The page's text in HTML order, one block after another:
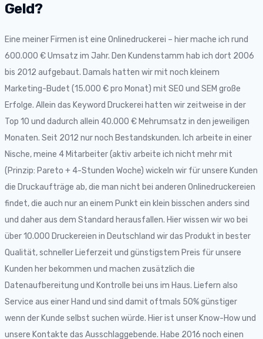
Geld?
Eine meiner Firmen ist eine Onlinedruckerei – hier mache ich rund
600.000 € Umsatz im Jahr. Den Kundenstamm hab ich dort 2006
bis 2012 aufgebaut. Damals hatten wir mit noch kleinem
Marketing-Budet (15.000 € pro Monat) mit SEO und SEM große
Erfolge. Allein das Keyword Druckerei hatten wir zeitweise in der
Top 10 und dadurch allein 40.000 € Mehrumsatz in den jeweiligen
Monaten. Seit 2012 nur noch Bestandskunden. Ich arbeite in einer
Nische, meine 4 Mitarbeiter (aktiv arbeite ich nicht mehr mit
(Prinzip: Pareto + 4-Stunden Woche) wickeln wir für unsere Kunden
die Druckaufträge ab, die man nicht bei anderen Onlinedruckereien
findet, die auch nur an einem Punkt ein klein bisschen anders sind
und daher aus dem Standard herausfallen. Hier wissen wir wo bei
über 10.000 Druckereien in Deutschland wir das Produkt in bester
Qualität, schneller Lieferzeit und günstigstem Preis für unsere
Kunden her bekommen und machen zusätzlich die
Datenaufbereitung und Kontrolle bei uns im Haus. Liefern also
Service aus einer Hand und sind damit oftmals 50% günstiger
wenn der Kunde selbst suchen würde. Hier ist unser Know-How und
unsere Kontakte das Ausschlaggebende. Habe 2016 noch einen